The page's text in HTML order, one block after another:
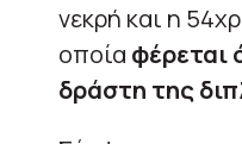
νεκρή και η
οποία φέρεται
δράστη της